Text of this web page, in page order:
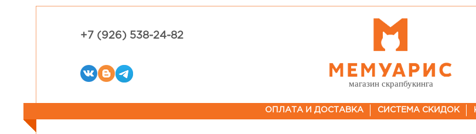
+7 (926) 538-24-82
магазин скрапбукинга
ОПЛАТА И ДОСТАВКА СИСТЕМА СКИДОК